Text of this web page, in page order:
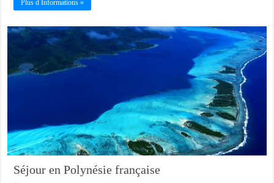
Plus d Informations »
Séjour en Polynésie française